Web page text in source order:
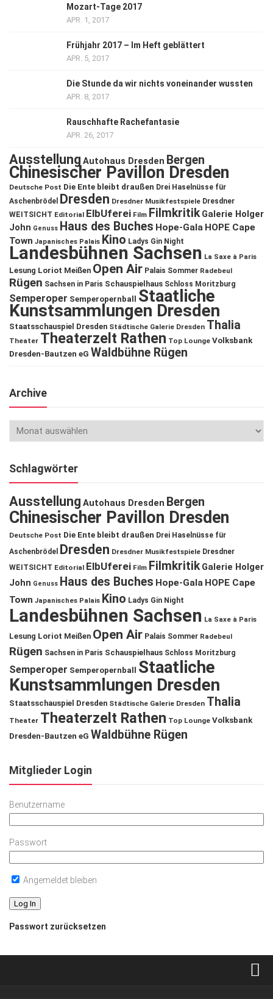
Mozart-Tage 2017
APR. 1, 2017
Frühjahr 2017 – Im Heft geblättert
APR. 5, 2017
Die Stunde da wir nichts voneinander wussten
APR. 8, 2017
Rauschhafte Rachefantasie
APR. 26, 2017
Ausstellung Autohaus Dresden Bergen
Chinesischer Pavillon Dresden
Deutsche Post Die Ente bleibt draußen Drei Haselnüsse für
Aschenbrödel
Dresden Dresdner Musikfestspiele Dresdner
WEITSICHT Editorial ElbUferei Film Filmkritik Galerie Holger
John Genuss Haus des Buches Hope-Gala HOPE Cape
Town Japanisches Palais Kino Ladys Gin Night
Landesbühnen Sachsen La Saxe à Paris
Lesung Loriot Meißen Open Air Palais Sommer Radebeul
Rügen Sachsen in Paris Schauspielhaus Schloss Moritzburg
Semperoper Semperopernball Staatliche
Kunstsammlungen Dresden
Staatsschauspiel Dresden Städtische Galerie Dresden Thalia
Theater Theaterzelt Rathen Top Lounge Volksbank
Dresden-Bautzen eG Waldbühne Rügen
Archive
Schlagwörter
Ausstellung Autohaus Dresden Bergen
Chinesischer Pavillon Dresden
Deutsche Post Die Ente bleibt draußen Drei Haselnüsse für
Aschenbrödel
Dresden Dresdner Musikfestspiele Dresdner
WEITSICHT Editorial ElbUferei Film Filmkritik Galerie Holger
John Genuss Haus des Buches Hope-Gala HOPE Cape
Town Japanisches Palais Kino Ladys Gin Night
Landesbühnen Sachsen La Saxe à Paris
Lesung Loriot Meißen Open Air Palais Sommer Radebeul
Rügen Sachsen in Paris Schauspielhaus Schloss Moritzburg
Semperoper Semperopernball
Staatliche
Kunstsammlungen Dresden
Staatsschauspiel Dresden Städtische Galerie Dresden Thalia
Theater Theaterzelt Rathen Top Lounge Volksbank
Dresden-Bautzen eG Waldbühne Rügen
Mitglieder Login
Benutzername
Passwort
Angemeldet bleiben
Passwort zurücksetzen